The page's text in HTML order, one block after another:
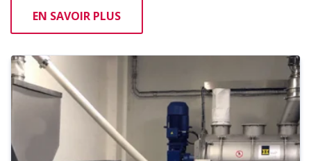
EN SAVOIR PLUS